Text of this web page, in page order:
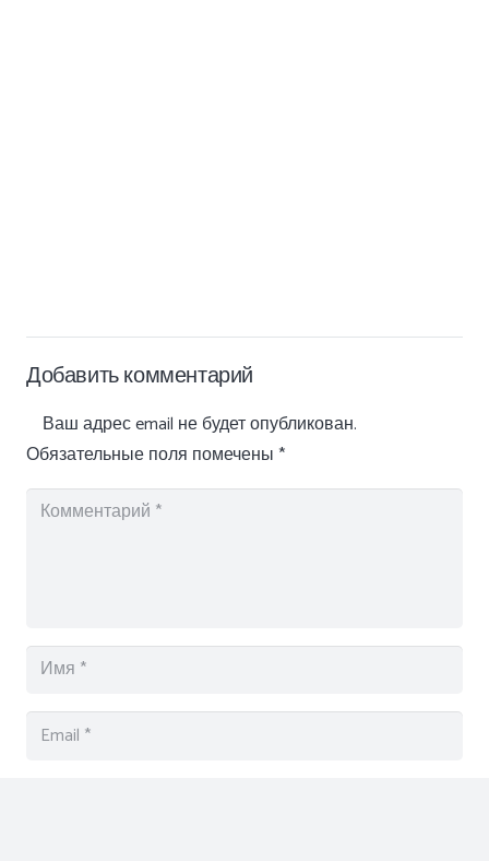
Добавить комментарий
Ваш адрес email не будет опубликован.
Обязательные поля помечены *